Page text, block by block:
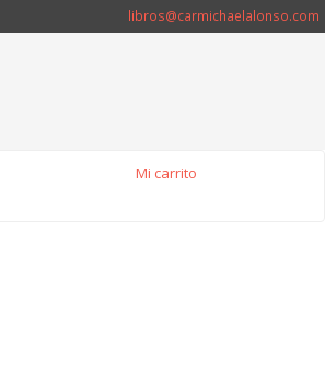
libros@carmichaelalonso.com
Mi carrito